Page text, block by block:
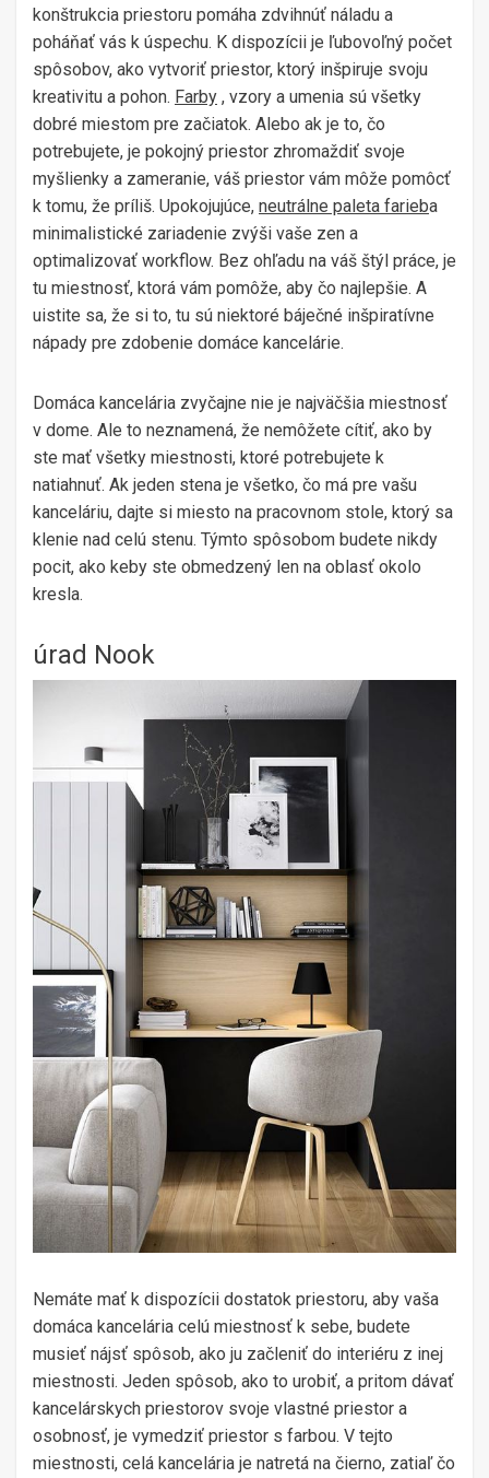
konštrukcia priestoru pomáha zdvihnúť náladu a
poháňať vás k úspechu. K dispozícii je ľubovoľný počet
spôsobov, ako vytvoriť priestor, ktorý inšpiruje svoju
kreativitu a pohon. Farby , vzory a umenia sú všetky
dobré miestom pre začiatok. Alebo ak je to, čo
potrebujete, je pokojný priestor zhromaždiť svoje
myšlienky a zameranie, váš priestor vám môže pomôcť
k tomu, že príliš. Upokojujúce, neutrálne paleta farieba
minimalistické zariadenie zvýši vaše zen a
optimalizovať workflow. Bez ohľadu na váš štýl práce, je
tu miestnosť, ktorá vám pomôže, aby čo najlepšie. A
uistite sa, že si to, tu sú niektoré báječné inšpiratívne
nápady pre zdobenie domáce kancelárie.
Domáca kancelária zvyčajne nie je najväčšia miestnosť
v dome. Ale to neznamená, že nemôžete cítiť, ako by
ste mať všetky miestnosti, ktoré potrebujete k
natiahnuť. Ak jeden stena je všetko, čo má pre vašu
kanceláriu, dajte si miesto na pracovnom stole, ktorý sa
klenie nad celú stenu. Týmto spôsobom budete nikdy
pocit, ako keby ste obmedzený len na oblasť okolo
kresla.
úrad Nook
Nemáte mať k dispozícii dostatok priestoru, aby vaša
domáca kancelária celú miestnosť k sebe, budete
musieť nájsť spôsob, ako ju začleniť do interiéru z inej
miestnosti. Jeden spôsob, ako to urobiť, a pritom dávať
kancelárskych priestorov svoje vlastné priestor a
osobnosť, je vymedziť priestor s farbou. V tejto
miestnosti, celá kancelária je natretá na čierno, zatiaľ čo